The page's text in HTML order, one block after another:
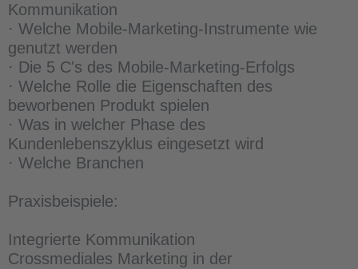
Kommunikation
· Welche Mobile-Marketing-Instrumente wie
genutzt werden
· Die 5 C's des Mobile-Marketing-Erfolgs
· Welche Rolle die Eigenschaften des
beworbenen Produkt spielen
· Was in welcher Phase des
Kundenlebenszyklus eingesetzt wird
· Welche Branchen
Praxisbeispiele:
Integrierte Kommunikation
Crossmediales Marketing in der